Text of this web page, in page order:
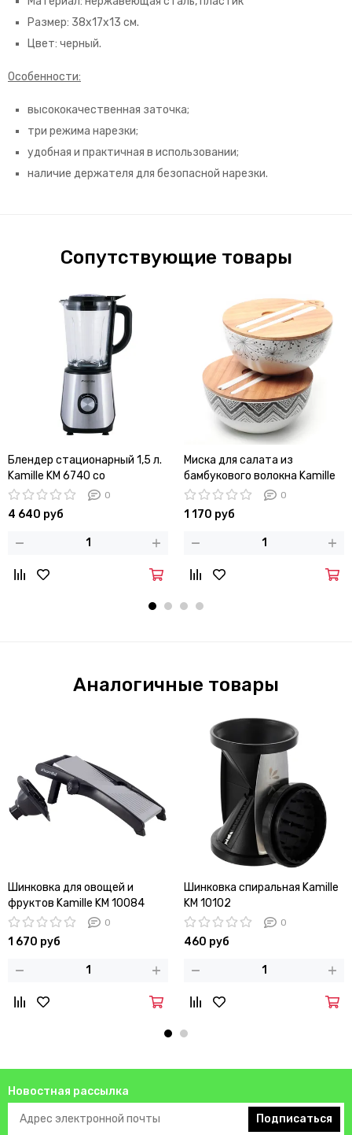
Размер: 38х17х13 см.
Цвет: черный.
Особенности:
высококачественная заточка;
три режима нарезки;
удобная и практичная в использовании;
наличие держателя для безопасной нарезки.
Сопутствующие товары
Блендер стационарный 1,5 л.
Kamille KM 6740 со
стеклянной чашей0
4 640 руб
Миска для салата из
бамбукового волокна Kamille
КМ 4384 с бамбуковой
крышкой и приборами
0
1 170 руб
Аналогичные товары
Шинковка для овощей и
фруктов Kamille KM 10084
платформа из металла
0
1 670 руб
Шинковка спиральная Kamille
KM 10102
0
460 руб
Новостная рассылка
Подписаться